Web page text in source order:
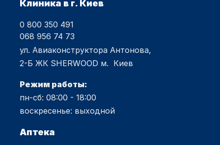
Клиника в г. Киев
0 800 350 491
068 956 74 73
ул. Авиаконструктора Антонова,
2-Б ЖК SHERWOOD м. Киев
Режим работы:
пн-сб: 08:00 - 18:00
воскресенье: выходной
Аптека